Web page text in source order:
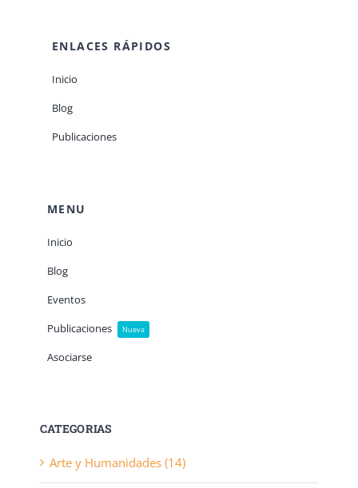
ENLACES RÁPIDOS
Inicio
Blog
Publicaciones
MENU
Inicio
Blog
Eventos
Publicaciones
Nueva
Asociarse
CATEGORIAS
Arte y Humanidades (14)